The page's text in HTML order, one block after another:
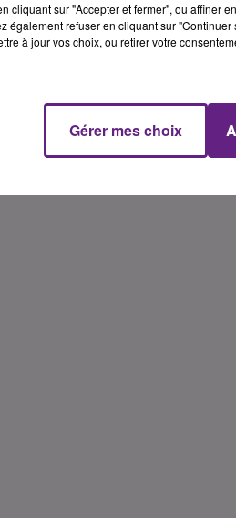
cliquant sur "Accepter et fermer", ou affiner
également refuser en cliquant sur
à jour vos choix, ou retirer votre
Gérer mes choix